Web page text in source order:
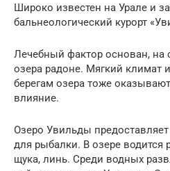
Широко известен на Урале и
бальнеологический курорт
Лечебный фактор основан, на
озера радоне. Мягкий климат
берегам озера тоже
влияние.
Озеро Увильды
для рыбалки. В озере водится
щука, линь. Среди водных